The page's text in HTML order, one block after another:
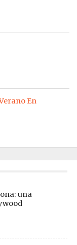
En
una